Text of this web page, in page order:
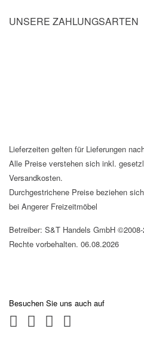
UNSERE ZAHLUNGSARTEN
Lieferzeiten gelten für Lieferungen
Alle Preise verstehen sich inkl.
Versandkosten.
Durchgestrichene Preise beziehen
bei Angerer Freizeitmöbel
Betreiber: S&T Handels GmbH
Rechte vorbehalten. 06.08.2026
Besuchen Sie uns auch auf